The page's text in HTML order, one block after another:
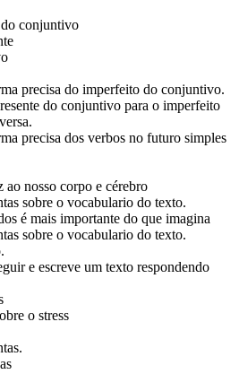
conjuntivo
precisa do imperfeito do conjuntivo.
do conjuntivo para o imperfeito
precisa dos verbos no futuro simples
ao nosso corpo e cérebro
sobre o vocabulario do texto.
é mais importante do que imagina
sobre o vocabulario do texto.
e escreve um texto respondendo
o stress